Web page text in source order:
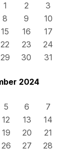
1
2 3
8 9 10
15 16 17
22 23 24
29 30 31
2024
5 6 7
12 13 14
19 20 21
26 27 28